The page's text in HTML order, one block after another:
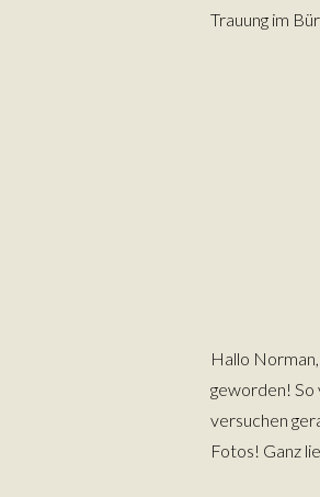
Trauung im
Hallo
geworden! So
versuchen
Fotos! Ganz